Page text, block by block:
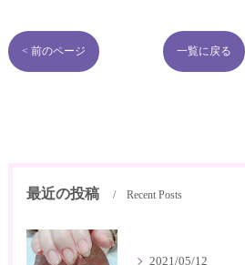
< 前のページ 一覧に戻る
最近の投稿 Recent Posts
2021/05/12